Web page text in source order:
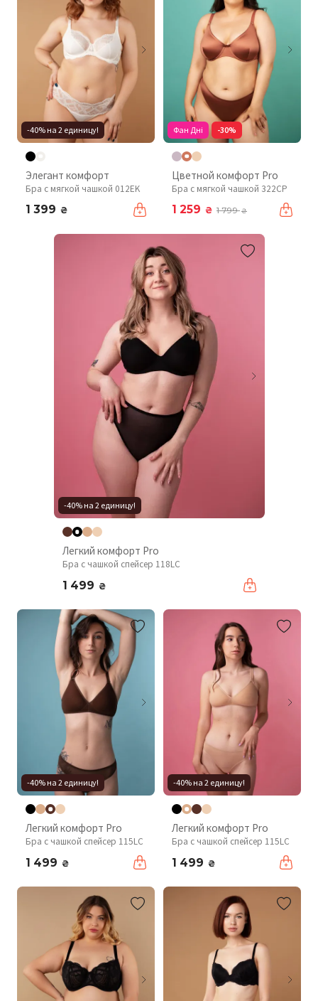
-40% на 2 единицу!
Элегант комфорт
Бра с мягкой чашкой 012EK
1 399 ₴
Фан Дні -30%
Цветной комфорт Pro
Бра с мягкой чашкой 322CP
1 259 ₴ 1 799₴
-40% на 2 единицу!
Легкий комфорт Pro
Бра с чашкой спейсер 118LC
1 499 ₴
-40% на 2 единицу!
Легкий комфорт Pro
Бра с чашкой спейсер 115LC
1 499 ₴
-40% на 2 единицу!
Легкий комфорт Pro
Бра с чашкой спейсер 115LC
1 499 ₴